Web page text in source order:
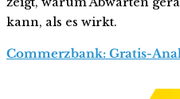
kann, als es wirkt.
Commerzbank: Gratis-